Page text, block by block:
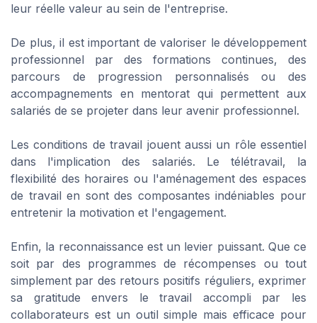
leur réelle valeur au sein de l'entreprise.
De plus, il est important de valoriser le développement
professionnel par des formations continues, des
parcours de progression personnalisés ou des
accompagnements en mentorat qui permettent aux
salariés de se projeter dans leur avenir professionnel.
Les conditions de travail jouent aussi un rôle essentiel
dans l'implication des salariés. Le télétravail, la
flexibilité des horaires ou l'aménagement des espaces
de travail en sont des composantes indéniables pour
entretenir la motivation et l'engagement.
Enfin, la reconnaissance est un levier puissant. Que ce
soit par des programmes de récompenses ou tout
simplement par des retours positifs réguliers, exprimer
sa gratitude envers le travail accompli par les
collaborateurs est un outil simple mais efficace pour